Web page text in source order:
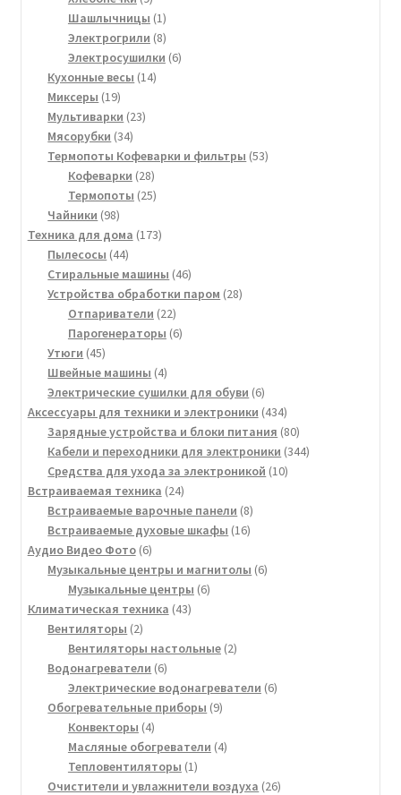
товаров
Шашлычницы 11
товар
Электрогрили 88
товаров
Электросушилки 66
Кухонные весы 1414
Миксеры 1919
товаров
Мультиварки 2323
Мясорубки 3434
товара
Термопоты Кофеварки и фильтры 5353
Кофеварки 2828
товаров
Термопоты 2525
Чайники 9898
товаров
Техника для дома 173173
Пылесосы 4444
товара
Стиральные машины 4646
товаров
Устройства обработки паром 2828
Отпариватели 2222
товара
Парогенераторы 66
Утюги 4545
товаров
Швейные машины 44
товара
Электрические сушилки для обуви 66
товаров
Аксессуары для техники и электроники 434434
товара
Зарядные устройства и блоки питания 8080
товаров
Кабели и переходники для электроники 344344
Средства для ухода за электроникой 1010
Встраиваемая техника 2424
товара
Встраиваемые варочные панели 88
товаров
Встраиваемые духовые шкафы 1616
Аудио Видео Фото 66
товаров
Музыкальные центры и магнитолы 66
Музыкальные центры 66
Климатическая техника 4343
Вентиляторы 22
товара
Вентиляторы настольные 22
Водонагреватели 66
товаров
Электрические водонагреватели 66
Обогревательные приборы 99
Конвекторы 44
товара
Масляные обогреватели 44
Тепловентиляторы 11
товар
Очистители и увлажнители воздуха 2626